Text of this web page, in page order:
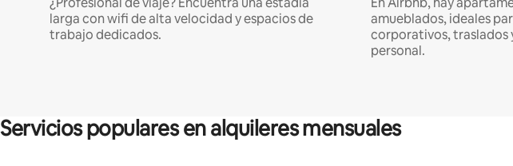
larga con wifi de alta velocidad y espacios de
trabajo dedicados.
amueblados, ideales
corporativos, traslados
personal.
Servicios populares en alquileres mensuales